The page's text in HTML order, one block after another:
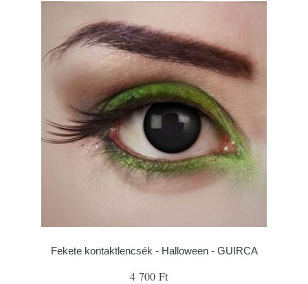
Fekete kontaktlencsék - Halloween - GUIRCA
4 700 Ft